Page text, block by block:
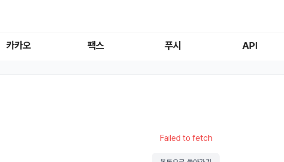
카카오 팩스 푸시 API
Failed to fetch